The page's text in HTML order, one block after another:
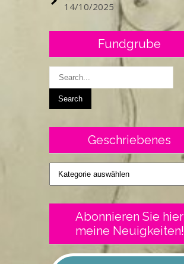
14/10/2025
Fundgrube
Geschriebenes
Geschriebenes
Abonnieren Sie hier
meine Neuigkeiten!